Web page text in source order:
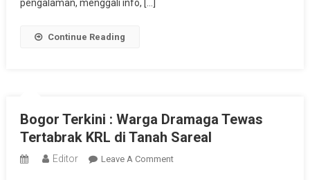
pengalaman, menggali info, […]
Continue Reading
Bogor Terkini : Warga Dramaga Tewas
Tertabrak KRL di Tanah Sareal
Editor Leave A CommentOn